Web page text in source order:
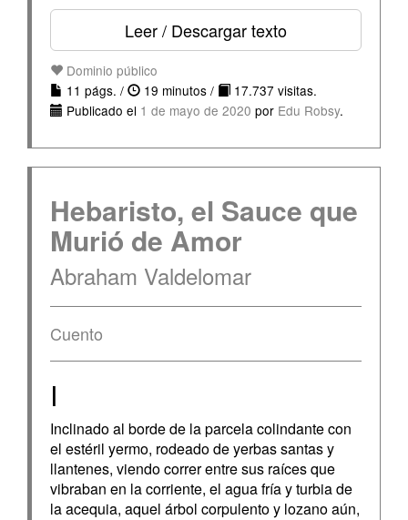
Leer / Descargar texto
Dominio público
11 págs. /
19 minutos /
17.737 visitas.
Publicado el 1 de mayo de 2020 por Edu Robsy.
Hebaristo, el Sauce que
Murió de Amor
Abraham Valdelomar
Cuento
I
Inclinado al borde de la parcela colindante con
el estéril yermo, rodeado de yerbas santas y
llantenes, viendo correr entre sus raíces que
vibraban en la corriente, el agua fría y turbia de
la acequia, aquel árbol corpulento y lozano aún,